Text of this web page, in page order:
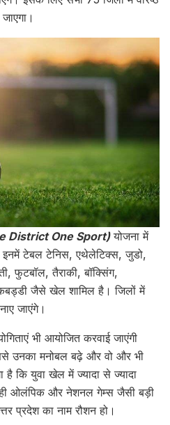
District One Sport)योजना में
टेबल टेनिस, एथेलेटिक्स, जुडो,
फुटबॉल, तैराकी, बॉक्सिंग,
कबड्डी जैसे खेल शामिल है। जिलों में
जाएंगे।
भी आयोजित करवाई जाएंगी
उनका मनोबल बढ़े और वो और भी
कि युवा खेल में ज्यादा से ज्यादा
ओलंपिक और नेशनल गेम्स जैसी बड़ी
प्रदेश का नाम रौशन हो।